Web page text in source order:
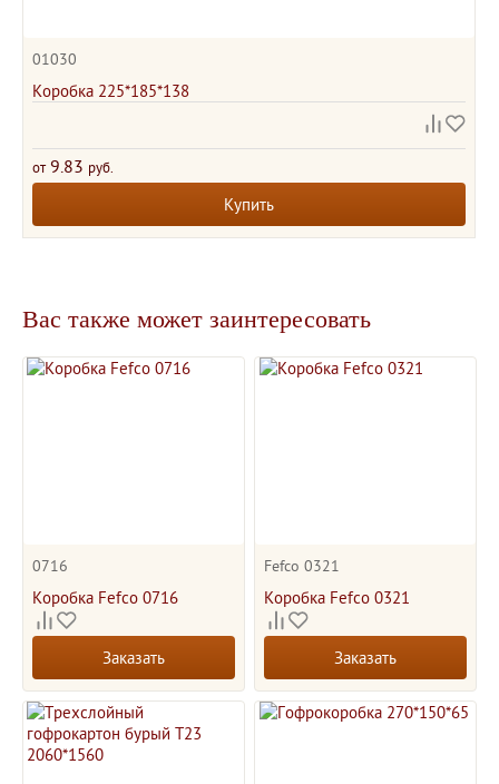
01030
Коробка 225*185*138
от9.83 руб.
Купить
Вас также может заинтересовать
0716
Коробка Fefco 0716
Заказать
Fefco 0321
Коробка Fefco 0321
Заказать